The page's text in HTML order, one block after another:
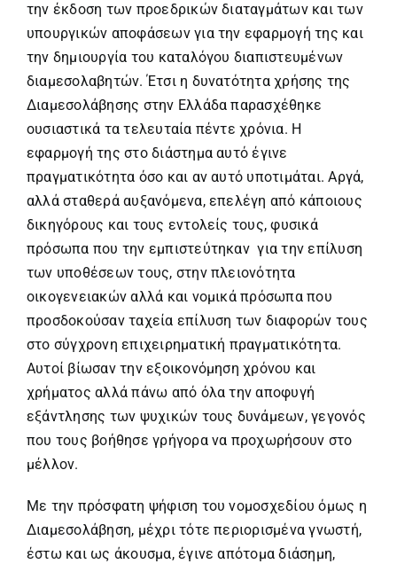
την έκδοση των προεδρικών διαταγμάτων και των
υπουργικών αποφάσεων για την εφαρμογή της και
την δημιουργία του καταλόγου διαπιστευμένων
διαμεσολαβητών. Έτσι η δυνατότητα χρήσης της
Διαμεσολάβησης στην Ελλάδα παρασχέθηκε
ουσιαστικά τα τελευταία πέντε χρόνια. Η
εφαρμογή της στο διάστημα αυτό έγινε
πραγματικότητα όσο και αν αυτό υποτιμάται. Αργά,
αλλά σταθερά αυξανόμενα, επελέγη από κάποιους
δικηγόρους και τους εντολείς τους, φυσικά
πρόσωπα που την εμπιστεύτηκαν για την επίλυση
των υποθέσεων τους, στην πλειονότητα
οικογενειακών αλλά και νομικά πρόσωπα που
προσδοκούσαν ταχεία επίλυση των διαφορών τους
στο σύγχρονη επιχειρηματική πραγματικότητα.
Αυτοί βίωσαν την εξοικονόμηση χρόνου και
χρήματος αλλά πάνω από όλα την αποφυγή
εξάντλησης των ψυχικών τους δυνάμεων, γεγονός
που τους βοήθησε γρήγορα να προχωρήσουν στο
μέλλον.
Με την πρόσφατη ψήφιση του νομοσχεδίου όμως η
Διαμεσολάβηση, μέχρι τότε περιορισμένα γνωστή,
έστω και ως άκουσμα, έγινε απότομα διάσημη,